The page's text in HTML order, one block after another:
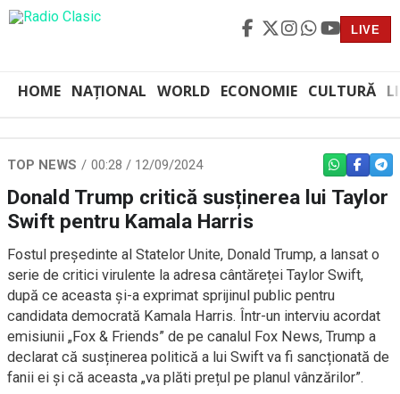
LIVE
HOME NAȚIONAL WORLD ECONOMIE CULTURĂ
TOP NEWS 00:28 / 12/09/2024 WHATSAPP
Donald Trump critică susținerea lui Taylor
Swift pentru Kamala Harris
Fostul președinte al Statelor Unite, Donald Trump, a lansat o
serie de critici virulente la adresa cântăreței Taylor Swift,
după ce aceasta și-a exprimat sprijinul public pentru
candidata democrată Kamala Harris. Într-un interviu acordat
emisiunii „Fox & Friends” de pe canalul Fox News, Trump a
declarat că susținerea politică a lui Swift va fi sancționată de
fanii ei și că aceasta „va plăti prețul pe planul vânzărilor”.